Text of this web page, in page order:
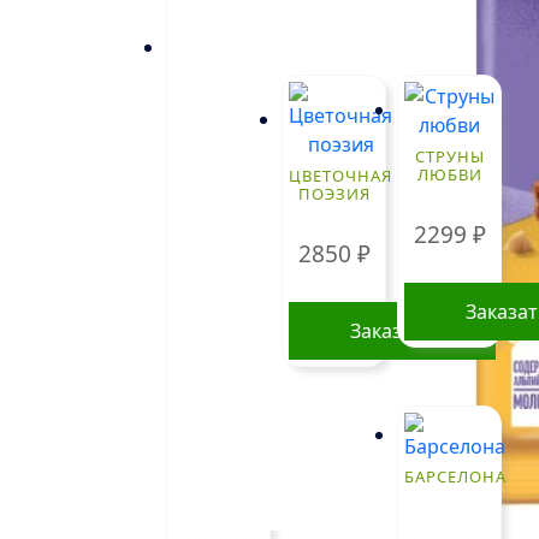
ЦВЕТОЧНАЯ
ПОЭЗИЯ
2850 ₽
Заказать
СТРУНЫ
ЛЮБВИ
2299 ₽
БАРСЕЛОНА